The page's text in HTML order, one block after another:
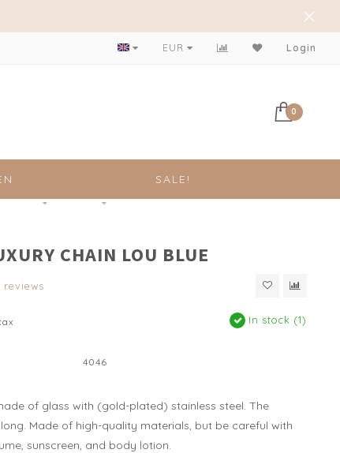
Achteraf betalen mogelijk!
EUR Login
0
SALE!
CHAIN LOU BLUE
reviews
In stock (1)
4046
of glass with (gold-plated) stainless steel. The
Made of high-quality materials, but be careful with
sunscreen, and body lotion.